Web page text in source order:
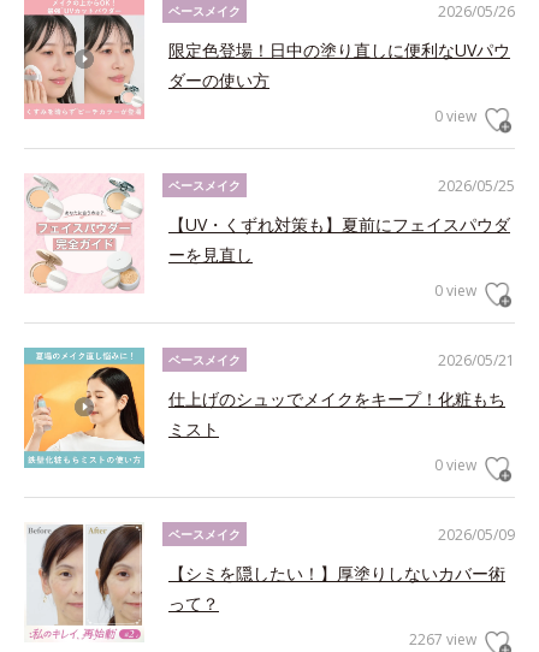
2026/05/26
ベースメイク
限定色登場！日中の塗り直しに便利なUVパウ
ダーの使い方
0 view
2026/05/25
ベースメイク
【UV・くずれ対策も】夏前にフェイスパウダ
ーを見直し
0 view
2026/05/21
ベースメイク
仕上げのシュッでメイクをキープ！化粧もち
ミスト
0 view
2026/05/09
ベースメイク
【シミを隠したい！】厚塗りしないカバー術
って？
2267 view